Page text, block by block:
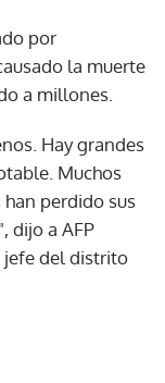
por
la muerte
a millones.
Hay grandes
Muchos
perdido sus
dijo a AFP
jefe del distrito